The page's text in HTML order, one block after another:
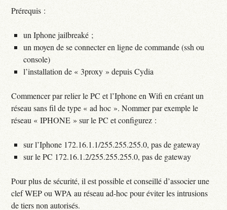
Prérequis :
un Iphone jailbreaké ;
un moyen de se connecter en ligne de commande (ssh ou
console)
l’installation de « 3proxy » depuis Cydia
Commencer par relier le PC et l’Iphone en Wifi en créant un
réseau sans fil de type « ad hoc ». Nommer par exemple le
réseau « IPHONE » sur le PC et configurez :
sur l’Iphone 172.16.1.1/255.255.255.0, pas de gateway
sur le PC 172.16.1.2/255.255.255.0, pas de gateway
Pour plus de sécurité, il est possible et conseillé d’associer une
clef WEP ou WPA au réseau ad-hoc pour éviter les intrusions
de tiers non autorisés.